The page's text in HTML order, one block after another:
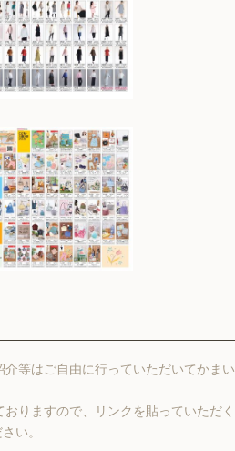
等はご自由に行っていただいてかまい
りますので、リンクを貼っていただく
い。